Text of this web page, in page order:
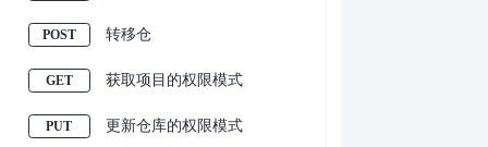
转移仓
获取项目的权限模式
更新仓库的权限模式